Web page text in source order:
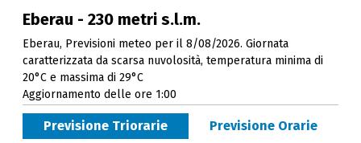
Eberau - 230 metri s.l.m.
Eberau, Previsioni meteo per il 8/08/2026. Giornata
caratterizzata da scarsa nuvolosità, temperatura minima di
20°C e massima di 29°C
Aggiornamento delle ore 1:00
Previsione Triorarie Previsione Orarie